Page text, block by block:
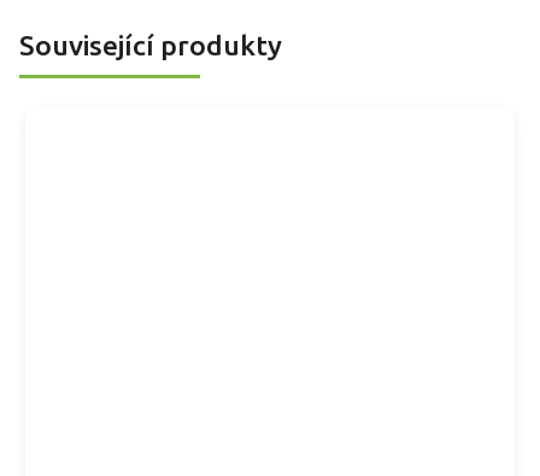
Související produkty